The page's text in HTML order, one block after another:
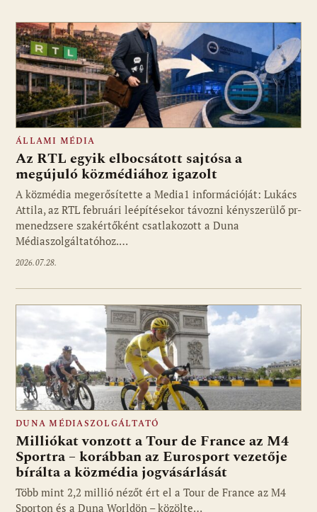
ÁLLAMI MÉDIA
Az RTL egyik elbocsátott sajtósa a
megújuló közmédiához igazolt
A közmédia megerősítette a Media1 információját: Lukács
Attila, az RTL februári leépítésekor távozni kényszerülő pr-
menedzsere szakértőként csatlakozott a Duna
Médiaszolgáltatóhoz.…
2026.07.28.
DUNA MÉDIASZOLGÁLTATÓ
Milliókat vonzott a Tour de France az M4
Sportra – korábban az Eurosport vezetője
bírálta a közmédia jogvásárlását
Több mint 2,2 millió nézőt ért el a Tour de France az M4
Sporton és a Duna Worldön – közölte…